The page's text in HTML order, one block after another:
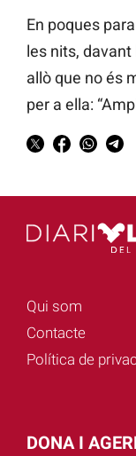
En poques
les nits, davant
allò que no és
per a ella:
Qui som
Contacte
Política de
DONA I